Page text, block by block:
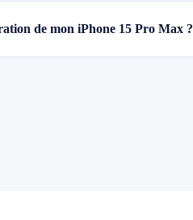
de mon iPhone 15 Pro Max ?